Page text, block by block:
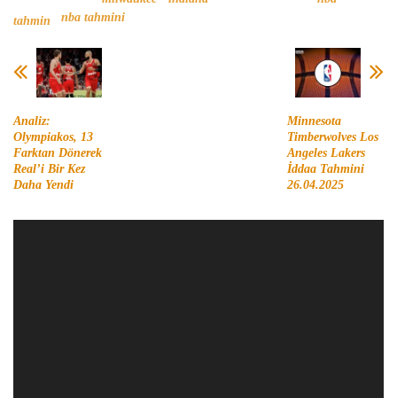
tahmin
nba tahmini
Analiz:
Olympiakos, 13
Farktan Dönerek
Real’i Bir Kez
Daha Yendi
Minnesota
Timberwolves Los
Angeles Lakers
İddaa Tahmini
26.04.2025